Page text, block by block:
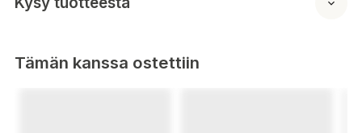
Tämän kanssa ostettiin